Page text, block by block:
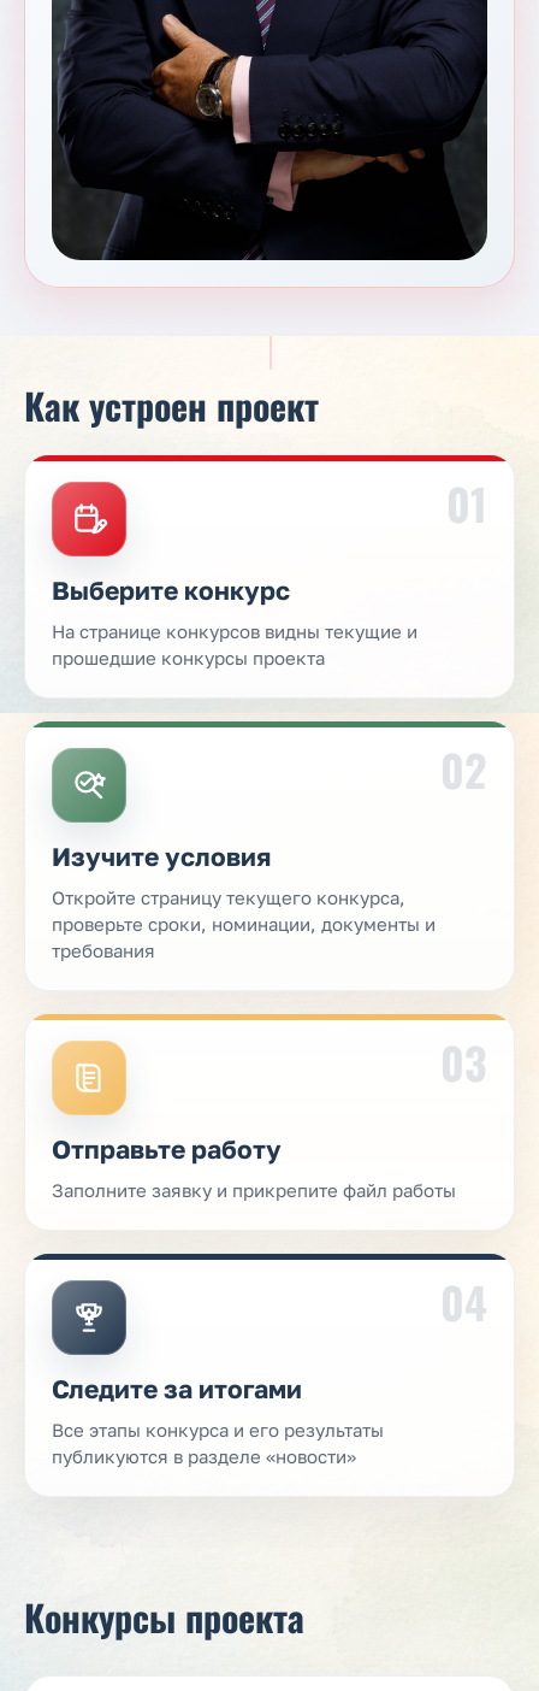
Как устроен проект
01
Выберите конкурс
На странице конкурсов видны текущие и
прошедшие конкурсы проекта
02
Изучите условия
Откройте страницу текущего конкурса,
проверьте сроки, номинации, документы и
требования
03
Отправьте работу
Заполните заявку и прикрепите файл работы
04
Следите за итогами
Все этапы конкурса и его результаты
публикуются в разделе «новости»
Конкурсы проекта